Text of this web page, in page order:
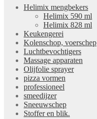
Helimix mengbekers
Helimix 590 ml
Helimix 828 ml
Keukengerei
Kolenschop, voerschep
Luchtbevochtigers
Massage apparaten
Olijfolie sprayer
pizza vormen
professioneel
smeedijzer
Sneeuwschep
Stoffer en blik.